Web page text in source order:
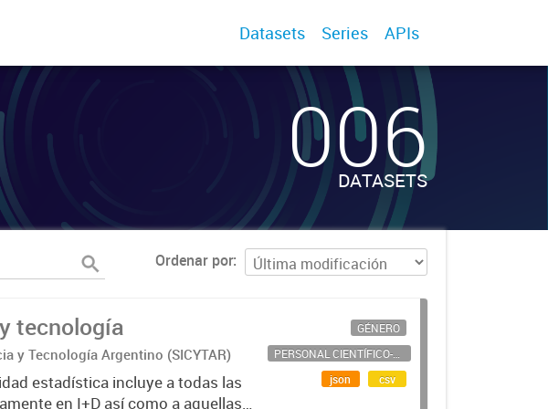
Datasets Series APIs
006
DATASETS
Ordenar por
tecnología
y Tecnología Argentino (SICYTAR)
estadística incluye a todas las
en I+D así como a aquellas
GÉNERO
PERSONAL CIENTÍFICO-TECNOLÓGICO
json
csv